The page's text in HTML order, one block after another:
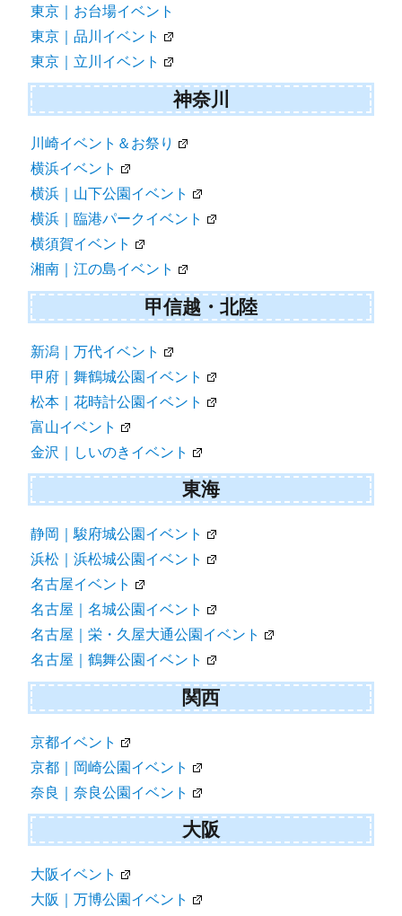
東京｜お台場イベント
東京｜品川イベント
東京｜立川イベント
神奈川
川崎イベント＆お祭り
横浜イベント
横浜｜山下公園イベント
横浜｜臨港パークイベント
横須賀イベント
湘南｜江の島イベント
甲信越・北陸
新潟｜万代イベント
甲府｜舞鶴城公園イベント
松本｜花時計公園イベント
富山イベント
金沢｜しいのきイベント
東海
静岡｜駿府城公園イベント
浜松｜浜松城公園イベント
名古屋イベント
名古屋｜名城公園イベント
名古屋｜栄・久屋大通公園イベント
名古屋｜鶴舞公園イベント
関西
京都イベント
京都｜岡崎公園イベント
奈良｜奈良公園イベント
大阪
大阪イベント
大阪｜万博公園イベント